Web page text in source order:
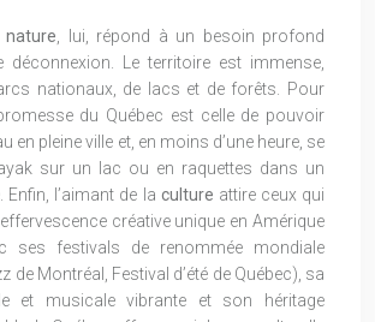
nature , lui, répond à un besoin profond
déconnexion. Le territoire est immense,
nationaux, de lacs et de forêts. Pour
du Québec est celle de pouvoir
en pleine ville et, en moins d’une heure, se
sur un lac ou en raquettes dans un
Enfin, l’aimant de la culture attire ceux qui
créative unique en Amérique
ses festivals de renommée mondiale
de Montréal, Festival d’été de Québec), sa
et musicale vibrante et son héritage